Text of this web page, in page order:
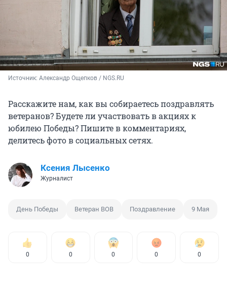
Источник: Александр Ощепков / NGS.RU
Расскажите нам, как вы собираетесь поздравлять
ветеранов? Будете ли участвовать в акциях к
юбилею Победы? Пишите в комментариях,
делитесь фото в социальных сетях.
Ксения Лысенко
Журналист
День Победы Ветеран ВОВ Поздравление 9 Мая
0 0 0 0 0